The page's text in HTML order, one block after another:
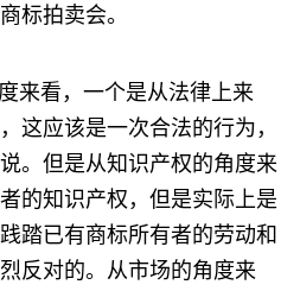
标拍卖会。
来看，一个是从法律上来
，这应该是一次合法的行为，
。但是从知识产权的角度来
者的知识产权，但是实际上是
踏已有商标所有者的劳动和
反对的。从市场的角度来